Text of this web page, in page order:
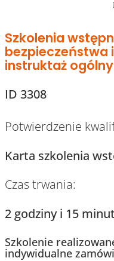
Szkolenia
bezpieczeństwa
instruktaż ogólny
ID 3308
Potwierdzenie
Karta szkolenia
Czas trwania:
2 godziny i 15 minut
Szkolenie
indywidualne